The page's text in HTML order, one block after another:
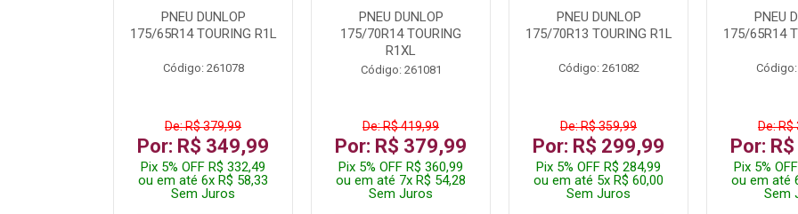
PNEU DUNLOP
175/65R14 TOURING R1L
Código: 261078
De: R$ 379,99
Por: R$ 349,99
Pix 5% OFF R$ 332,49
ou em até 6x R$ 58,33
Sem Juros
PNEU DUNLOP
175/70R14 TOURING
R1XL
Código: 261081
De: R$ 419,99
Por: R$ 379,99
Pix 5% OFF R$ 360,99
ou em até 7x R$ 54,28
Sem Juros
PNEU DUNLOP
175/70R13 TOURING R1L
Código: 261082
De: R$ 359,99
Por: R$ 299,99
Pix 5% OFF R$ 284,99
ou em até 5x R$ 60,00
Sem Juros
PNEU
175/65R14
De: R$
Por:
Pix 5%
ou em até
Sem